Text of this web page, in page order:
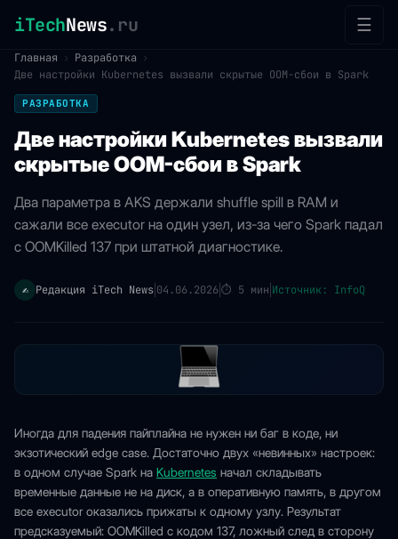
iTechNews.ru ☰
Главная › Разработка
›
Две настройки Kubernetes вызвали скрытые OOM-сбои в Spark
РАЗРАБОТКА
Две настройки Kubernetes вызвали
скрытые OOM-сбои в Spark
Два параметра в AKS держали shuffle spill в RAM и
сажали все executor на один узел, из-за чего Spark падал
с OOMKilled 137 при штатной диагностике.
✍️ Редакция iTech News 04.06.2026⏱ 5 мин Источник: InfoQ
Иногда для падения пайплайна не нужен ни баг в коде, ни
экзотический edge case. Достаточно двух «невинных» настроек:
в одном случае Spark на Kubernetes начал складывать
временные данные не на диск, а в оперативную память, в другом
все executor оказались прижаты к одному узлу. Результат
предсказуемый: OOMKilled с кодом 137, ложный след в сторону